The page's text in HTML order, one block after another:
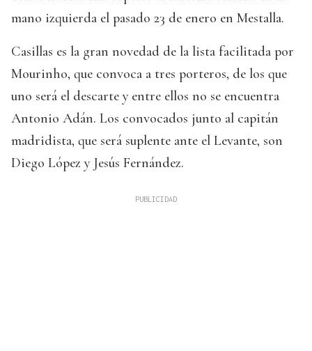
mano izquierda el pasado 23 de enero en Mestalla.
Casillas es la gran novedad de la lista facilitada por
Mourinho, que convoca a tres porteros, de los que
uno será el descarte y entre ellos no se encuentra
Antonio Adán. Los convocados junto al capitán
madridista, que será suplente ante el Levante, son
Diego López y Jesús Fernández.